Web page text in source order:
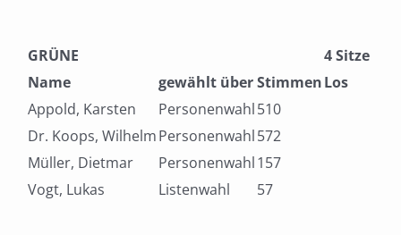
GRÜNE
4 Sitze
Name
gewählt überStimmenLos
Appold, Karsten
Personenwahl510
Dr. Koops, WilhelmPersonenwahl572
Müller, Dietmar
Personenwahl157
Vogt, Lukas
Listenwahl 57